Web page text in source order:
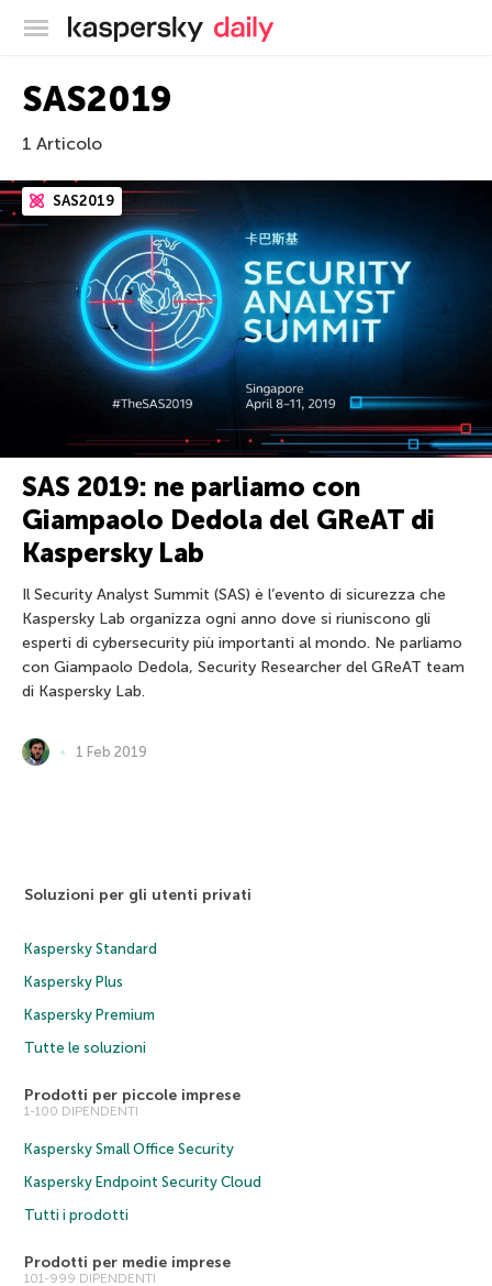
Blog ufficiale di Kaspersky
SAS2019
1 Articolo
SAS2019
SAS 2019: ne parliamo con
Giampaolo Dedola del GReAT di
Kaspersky Lab
Il Security Analyst Summit (SAS) è l’evento di sicurezza che
Kaspersky Lab organizza ogni anno dove si riuniscono gli
esperti di cybersecurity più importanti al mondo. Ne parliamo
con Giampaolo Dedola, Security Researcher del GReAT team
di Kaspersky Lab.
1 Feb 2019
Soluzioni per gli utenti privati
Kaspersky Standard
Kaspersky Plus
Kaspersky Premium
Tutte le soluzioni
Prodotti per piccole imprese
1-100 DIPENDENTI
Kaspersky Small Office Security
Kaspersky Endpoint Security Cloud
Tutti i prodotti
Prodotti per medie imprese
101-999 DIPENDENTI